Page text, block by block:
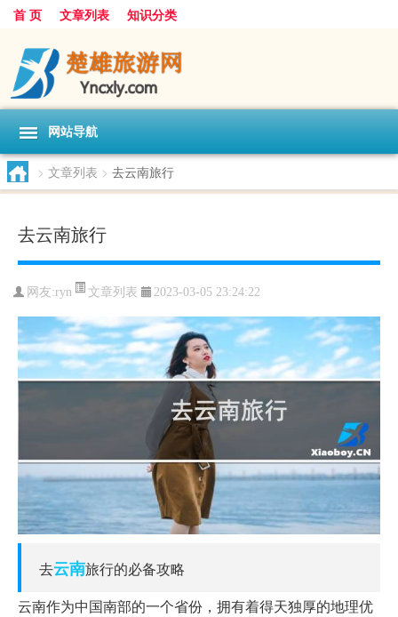
首 页 文章列表 知识分类
网站导航
> 文章列表 > 去云南旅行
去云南旅行
网友:ryn 文章列表 2023-03-05 23:24:22
去云南旅行的必备攻略
云南作为中国南部的一个省份，拥有着得天独厚的地理优